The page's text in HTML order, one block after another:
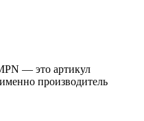
— это артикул
производитель